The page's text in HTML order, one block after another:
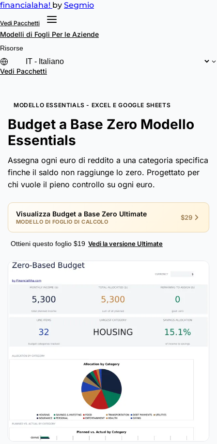
financialaha! by Segmio
Vedi Pacchetti
Modelli di Fogli Per le Aziende
Risorse
Vedi Pacchetti
MODELLO ESSENTIALS - EXCEL E GOOGLE SHEETS
Budget a Base Zero Modello
Essentials
Assegna ogni euro di reddito a una categoria specifica
finche il saldo non raggiunge lo zero. Progettato per
chi vuole il pieno controllo su ogni euro.
Visualizza Budget a Base Zero Ultimate
MODELLO DI FOGLIO DI CALCOLO
$29
Ottieni questo foglio $19 Vedi la versione Ultimate